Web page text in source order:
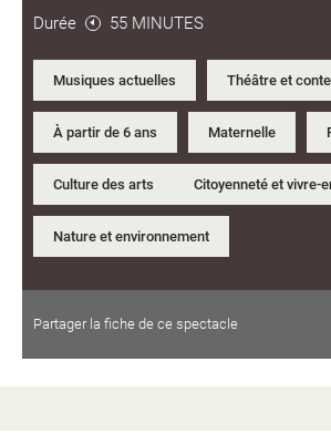
Durée 55 MINUTES
Musiques actuelles Théâtre et conte
À partir de 6 ans Maternelle
Culture des arts Citoyenneté et vivre-
Nature et environnement
Partager la fiche de ce spectacle